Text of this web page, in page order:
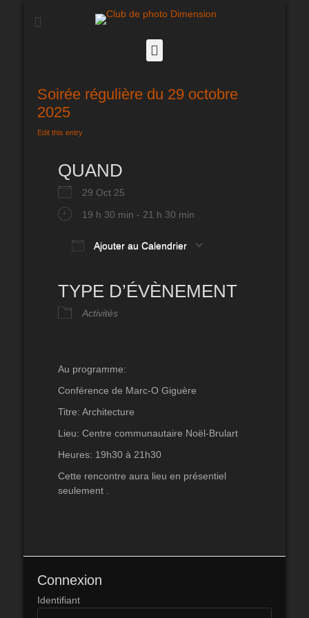
Club de photo
Soirée régulière du 29 octobre
2025
Edit this entry
QUAND
29 Oct 25
19 h 30 min - 21 h 30 min
Ajouter au Calendrier
TYPE D’ÉVÈNEMENT
Activités
Au programme:
Conférence de Marc-O Giguère
Titre: Architecture
Lieu: Centre communautaire Noël-Brulart
Heures: 19h30 à 21h30
Cette rencontre aura lieu en présentiel
seulement .
Connexion
Identifiant